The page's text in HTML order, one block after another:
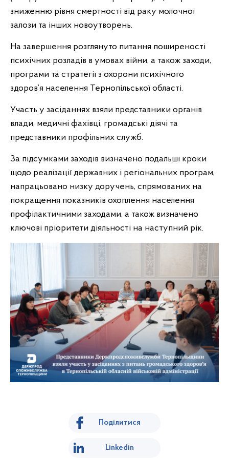
зниженню рівня смертності від раку молочної
залози та інших новоутворень.
На завершення розглянуто питання поширеності
психічних розладів в умовах війни, а також заходи,
програми та стратегії з охорони психічного
здоров’я населення Тернопільської області.
Участь у засіданнях взяли представники органів
влади, медичні фахівці, громадські діячі та
представники профільних служб.
За підсумками заходів визначено подальші кроки
щодо реалізації державних і регіональних програм,
напрацьовано низку доручень, спрямованих на
покращення показників охоплення населення
профілактичними заходами, а також визначено
ключові пріоритети діяльності на наступний рік.
Поділитися
Linkedin